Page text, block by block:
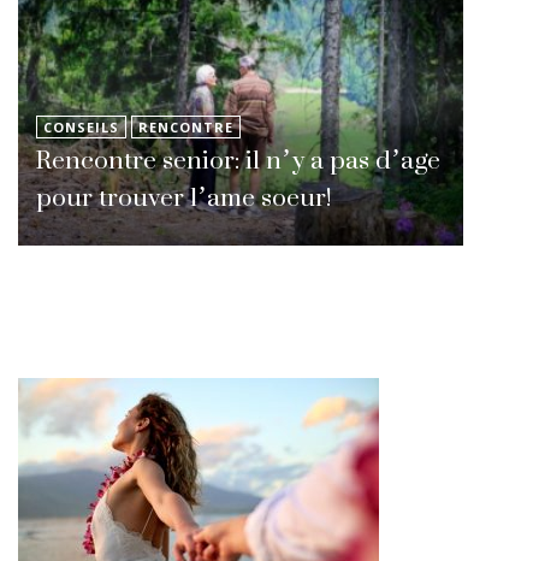
CONSEILS RENCONTRE
Rencontre senior: il n’y a pas d’age
pour trouver l’ame soeur!